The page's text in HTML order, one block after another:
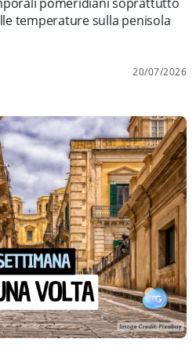
temperature sulla penisola
20/07/2026